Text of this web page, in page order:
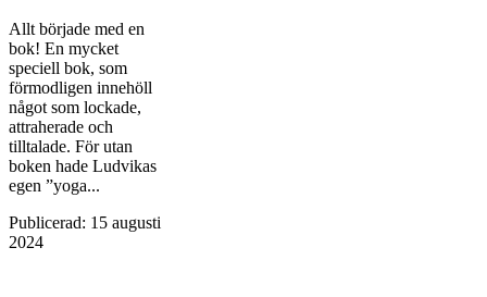
Allt började med en
bok! En mycket
speciell bok, som
förmodligen innehöll
något som lockade,
attraherade och
tilltalade. För utan
boken hade Ludvikas
egen ”yoga...
Publicerad: 15 augusti
2024